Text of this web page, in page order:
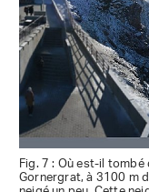
Fig. 7 : Où est-il
Gornergrat, à 3100 m